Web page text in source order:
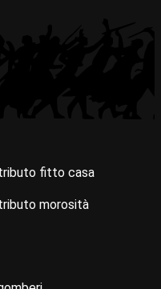
fitto casa
morosità